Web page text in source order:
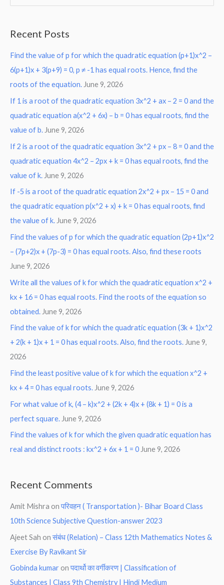
c
h
f
o
r
:
Recent Posts
Find the value of p for which the quadratic equation (p+1)x^2 –
6(p+1)x + 3(p+9) = 0, p ≠ -1 has equal roots. Hence, find the
roots of the equation. June 9, 2026
If 1 is a root of the quadratic equation 3x^2 + ax – 2 = 0 and the
quadratic equation a(x^2 + 6x) – b = 0 has equal roots, find the
value of b. June 9, 2026
If 2 is a root of the quadratic equation 3x^2 + px – 8 = 0 and the
quadratic equation 4x^2 – 2px + k = 0 has equal roots, find the
value of k. June 9, 2026
If -5 is a root of the quadratic equation 2x^2 + px – 15 = 0 and
the quadratic equation p(x^2 + x) + k = 0 has equal roots, find
the value of k. June 9, 2026
Find the values of p for which the quadratic equation (2p+1)x^2
– (7p+2)x + (7p-3) = 0 has equal roots. Also, find these roots
June 9, 2026
Write all the values of k for which the quadratic equation x^2 +
kx + 16 = 0 has equal roots. Find the roots of the equation so
obtained. June 9, 2026
Find the value of k for which the quadratic equation (3k + 1)x^2
+ 2(k + 1)x + 1 = 0 has equal roots. Also, find the roots. June 9,
2026
Find the least positive value of k for which the equation x^2 +
kx + 4 = 0 has equal roots. June 9, 2026
For what value of k, (4 – k)x^2 + (2k + 4)x + (8k + 1) = 0 is a
perfect square. June 9, 2026
Find the values of k for which the given quadratic equation has
real and distinct roots : kx^2 + 6x + 1 = 0 June 9, 2026
Recent Comments
Amit Mishra onपरिवहन ( Transportation )- Bihar Board Class
10th Science Subjective Question-answer 2023
Ajeet Sah onसंबंध (Relation) – Class 12th Mathematics Notes &
Exercise By Ravikant Sir
Gobinda kumar onपदार्थो का वर्गीकरण | Classification of
Substances | Class 9th Chemistry | Hindi Medium